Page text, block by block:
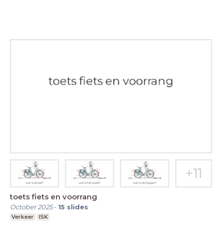
toets fiets en voorrang
October 2025- 15 slides
Verkeer ISK